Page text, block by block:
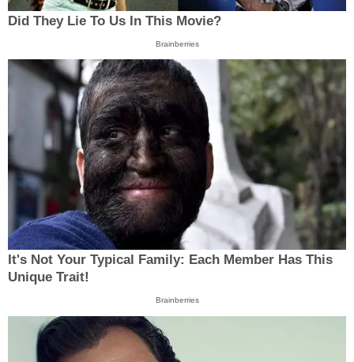
Did They Lie To Us In This Movie?
Brainberries
It's Not Your Typical Family: Each Member Has This
Unique Trait!
Brainberries